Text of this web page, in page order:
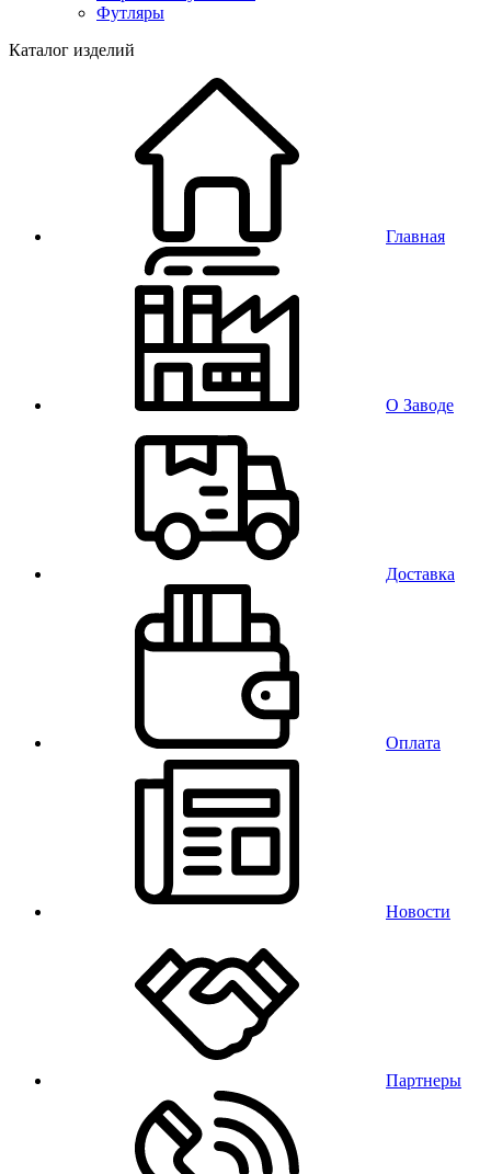
Футляры
Каталог изделий
Главная
О Заводе
Доставка
Оплата
Новости
Партнеры